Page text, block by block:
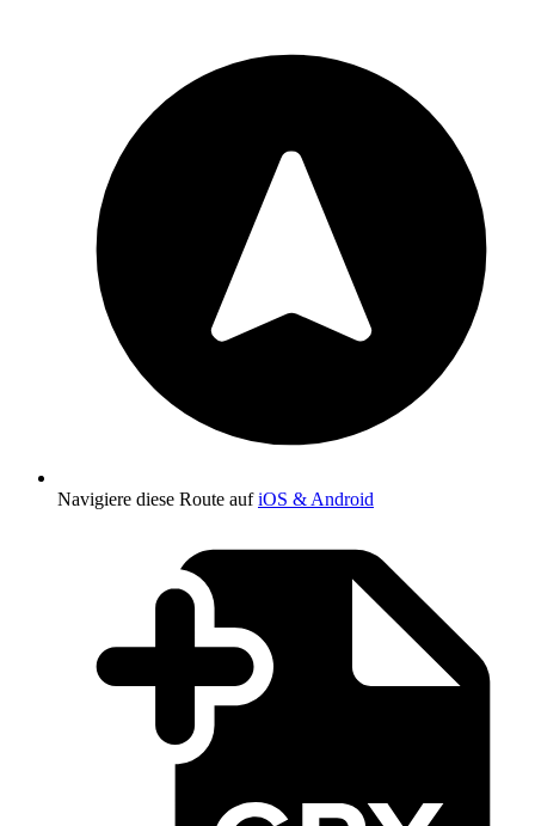
Navigiere diese Route aufiOS & Android